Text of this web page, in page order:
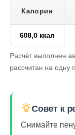
Калории
608,0 ккал
Расчёт выполнен
рассчитан на одну
Совет к
Снимайте